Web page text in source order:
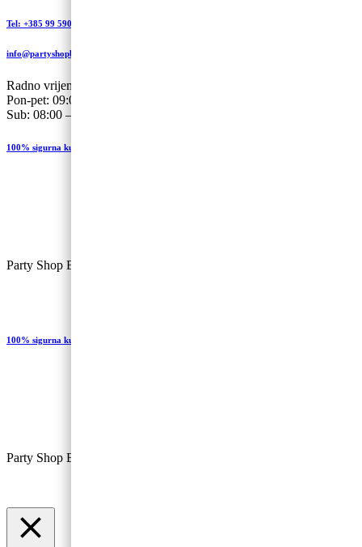
Tel: +385 99 590 2450
info@partyshopbaloncic.hr
Radno vrijeme
Pon-pet: 09:00-19.00
Sub: 08:00 – 13:00
100% sigurna kupovina
Party Shop Balončić, obrt ©
100% sigurna kupovina
Party Shop Baloncic, obrt ©